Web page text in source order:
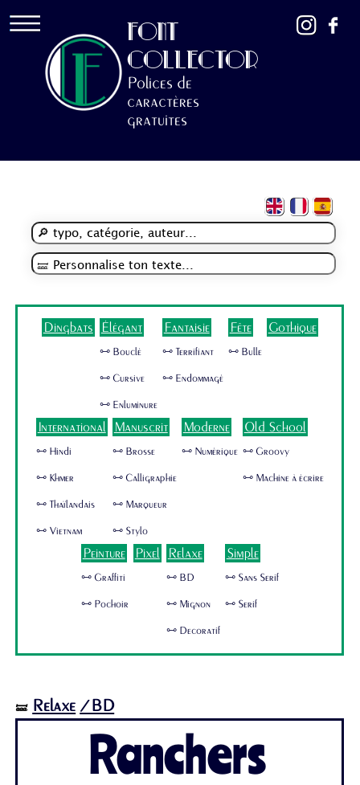
FONT
COLLECTOR
Polices de
caractères
gratuites
Dingbats Élégant
🜺 Bouclé
🜺 Cursive
🜺 Enluminure
Fantaisie
🜺 Terrifiant
🜺 Endommagé
Fête
🜺 Bulle
Gothique
International
🜺 Hindi
🜺 Khmer
🜺 Thaïlandais
🜺 Vietnam
Manuscrit
🜺 Brosse
🜺 Calligraphie
🜺 Marqueur
🜺 Stylo
Moderne
🜺 Numérique
Old School
🜺 Groovy
🜺 Machine à écrire
Peinture
🜺 Graffiti
🜺 Pochoir
Pixel Relaxe
🜺 BD
🜺 Mignon
🜺 Decoratif
Simple
🜺 Sans Serif
🜺 Serif
🝛 Relaxe /BD
Ranchers